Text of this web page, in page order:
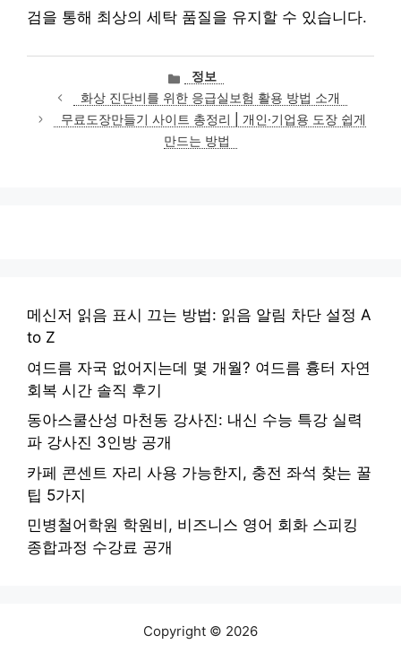
검을 통해 최상의 세탁 품질을 유지할 수 있습니다.
카
테
고
리
정보
화상 진단비를 위한 응급실보험 활용 방법 소개
무료도장만들기 사이트 총정리 | 개인·기업용 도장 쉽게
만드는 방법
메신저 읽음 표시 끄는 방법: 읽음 알림 차단 설정 A
to Z
여드름 자국 없어지는데 몇 개월? 여드름 흉터 자연
회복 시간 솔직 후기
동아스쿨산성 마천동 강사진: 내신 수능 특강 실력
파 강사진 3인방 공개
카페 콘센트 자리 사용 가능한지, 충전 좌석 찾는 꿀
팁 5가지
민병철어학원 학원비, 비즈니스 영어 회화 스피킹
종합과정 수강료 공개
Copyright © 2026